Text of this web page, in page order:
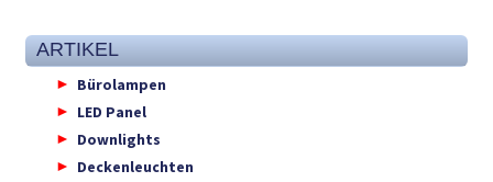
ARTIKEL
Bürolampen
LED Panel
Downlights
Deckenleuchten